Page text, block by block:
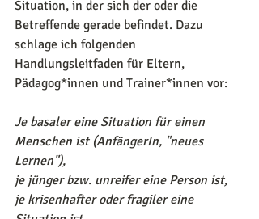
Situation, in der sich der oder die
Betreffende gerade befindet. Dazu
schlage ich folgenden
Handlungsleitfaden für Eltern,
Pädagog*innen und Trainer*innen vor:
Je basaler eine Situation für einen
Menschen ist (AnfängerIn, "neues
Lernen"),
je jünger bzw. unreifer eine Person ist,
je krisenhafter oder fragiler eine